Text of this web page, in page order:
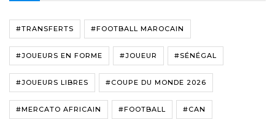
#TRANSFERTS #FOOTBALL MAROCAIN
#JOUEURS EN FORME #JOUEUR #SÉNÉGAL
#JOUEURS LIBRES #COUPE DU MONDE 2026
#MERCATO AFRICAIN #FOOTBALL #CAN